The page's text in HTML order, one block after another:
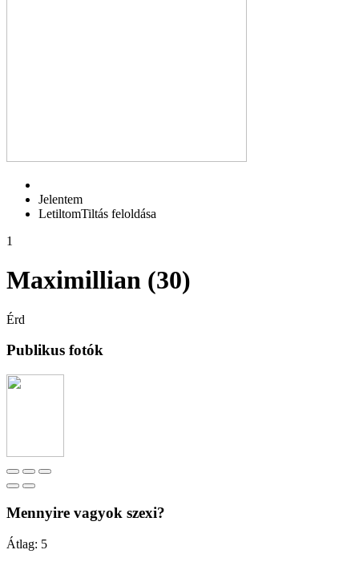
Jelentem
LetiltomTiltás feloldása
1
Maximillian (30)
Érd
Publikus fotók
Mennyire vagyok szexi?
Átlag: 5